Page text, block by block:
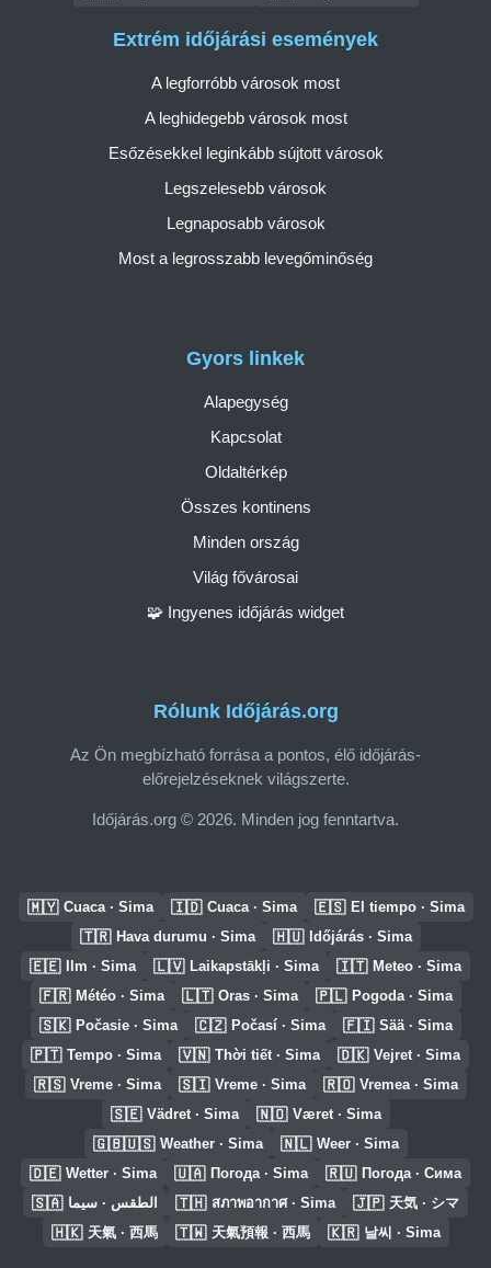
Rólunk Időjárás.org
Az Ön megbízható forrása a pontos, élő időjárás-
előrejelzéseknek világszerte.
Időjárás.org © 2026. Minden jog fenntartva.
Gyors linkek
Alapegység
Kapcsolat
Oldaltérkép
Összes kontinens
Minden ország
Világ fővárosai
🧩 Ingyenes időjárás widget
Extrém időjárási események
A legforróbb városok most
A leghidegebb városok most
Esőzésekkel leginkább sújtott városok
Legszelesebb városok
Legnaposabb városok
Most a legrosszabb levegőminőség
🇲🇾 Cuaca · Sima 🇮🇩 Cuaca · Sima 🇪🇸 El tiempo · Sima
🇹🇷 Hava durumu · Sima 🇭🇺 Időjárás · Sima
🇪🇪 Ilm · Sima 🇱🇻 Laikapstākļi · Sima 🇮🇹 Meteo · Sima
🇫🇷 Météo · Sima 🇱🇹 Oras · Sima 🇵🇱 Pogoda · Sima
🇸🇰 Počasie · Sima 🇨🇿 Počasí · Sima 🇫🇮 Sää · Sima
🇵🇹 Tempo · Sima 🇻🇳 Thời tiết · Sima 🇩🇰 Vejret · Sima
🇷🇸 Vreme · Sima 🇸🇮 Vreme · Sima 🇷🇴 Vremea · Sima
🇸🇪 Vädret · Sima 🇳🇴 Været · Sima
🇬🇧🇺🇸 Weather · Sima 🇳🇱 Weer · Sima
🇩🇪 Wetter · Sima 🇺🇦 Погода · Sima 🇷🇺 Погода · Сима
🇸🇦 الطقس · سيما 🇹🇭 สภาพอากาศ · Sima 🇯🇵 天気 · シマ
🇭🇰 天氣 · 西馬 🇹🇼 天氣預報 · 西馬 🇰🇷 날씨 · Sima